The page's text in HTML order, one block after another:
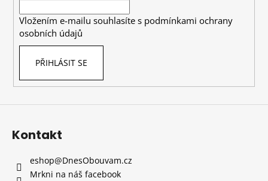
Vložením e-mailu souhlasíte s podmínkami ochrany
osobních údajů
PŘIHLÁSIT SE
Kontakt
eshop@DnesObouvam.cz
Mrkni na náš facebook